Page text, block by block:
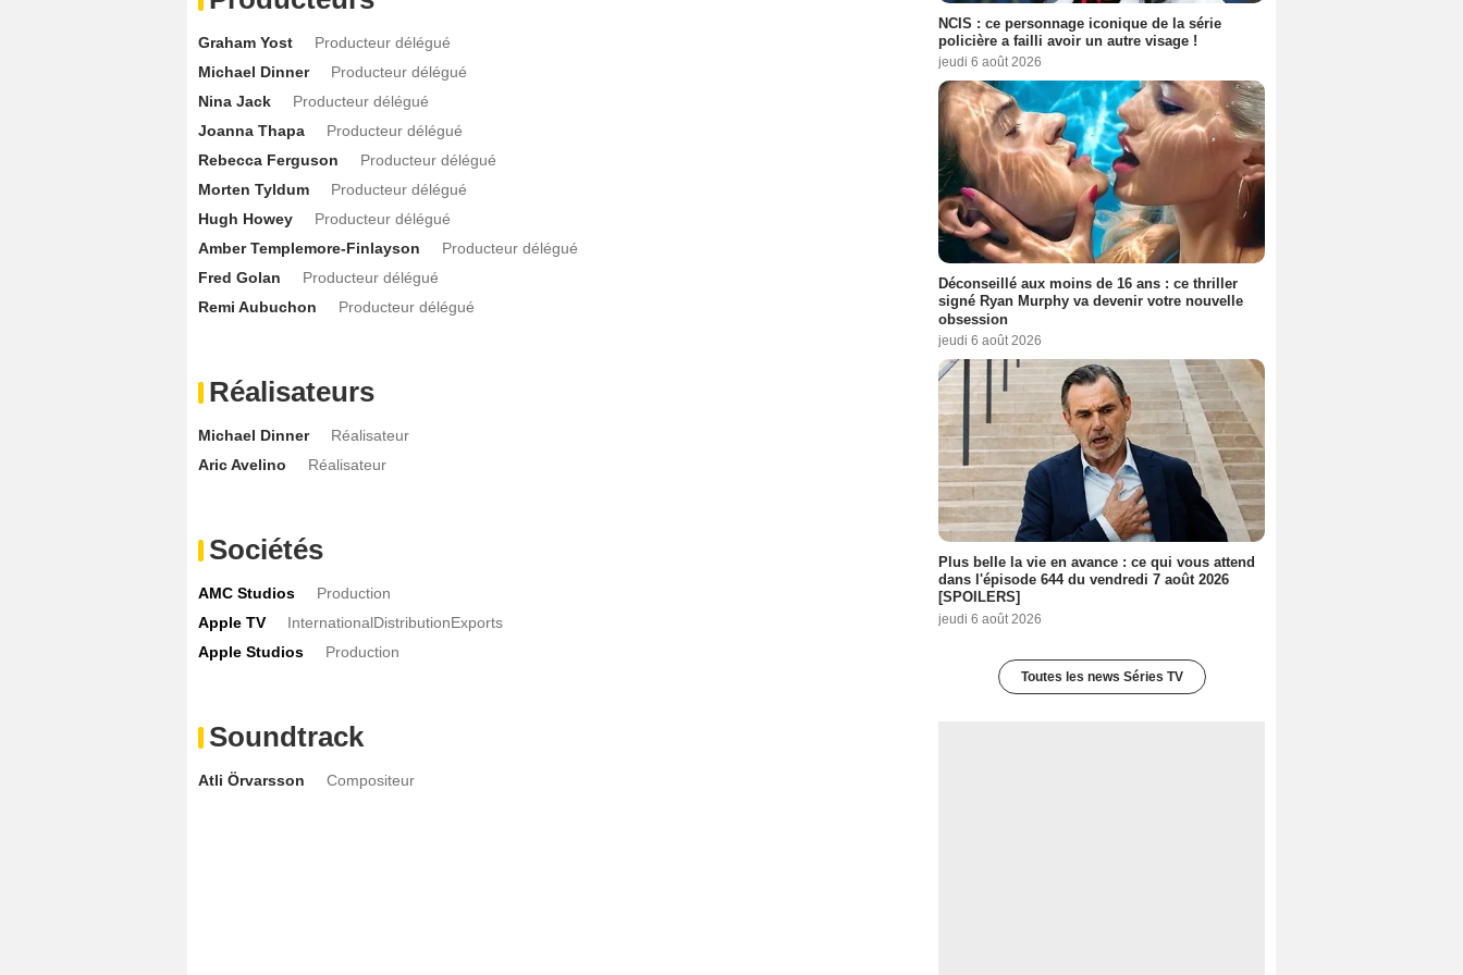
Marcello Cruz Juan Alameda - 1 Episode :
LaToya Harding Hildy - 1 Episode :2
Ed Coleman (I) Steven 'Steve' Price - 1 Episode :
LaToya Harding Député Hildy - 1 Episode :
Miltos Yerolemou Rudy Kent - 1 Episode :
Catalina Botello Denise Kent - 1 Episode :3
- 1 Episode :
Adaeze Ifeyinwa Melissa
Graham Yost
Producteur délégué
Michael Dinner
Producteur délégué
Nina Jack
Producteur délégué
Joanna Thapa
Producteur délégué
Rebecca Ferguson
Producteur délégué
Morten Tyldum
Producteur délégué
Hugh Howey
Producteur délégué
Amber Templemore-Finlayson
Producteur délégué
Fred Golan
Producteur délégué
Remi Aubuchon
Producteur délégué
Réalisateurs
Michael Dinner
Réalisateur
Aric Avelino
Réalisateur
Sociétés
AMC Studios
Production
Apple TV
InternationalDistributionExports
Apple Studios
Production
Soundtrack
Atli Örvarsson Compositeur
NCIS : ce personnage iconique de la série
policière a failli avoir un autre visage !
jeudi 6 août 2026
Déconseillé aux moins de 16 ans : ce thriller
signé Ryan Murphy va devenir votre nouvelle
obsession
jeudi 6 août 2026
Plus belle la vie en avance : ce qui vous attend
dans l'épisode 644 du vendredi 7 août 2026
[SPOILERS]
jeudi 6 août 2026
Toutes les news Séries TV